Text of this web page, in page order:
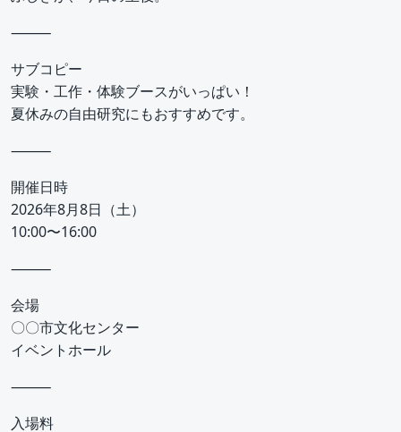
⸻
サブコピー
実験・工作・体験ブースがいっぱい！
夏休みの自由研究にもおすすめです。
⸻
開催日時
2026年8月8日（土）
10:00〜16:00
⸻
会場
〇〇市文化センター
イベントホール
⸻
入場料